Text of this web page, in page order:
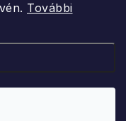
További
jog fenntartva.